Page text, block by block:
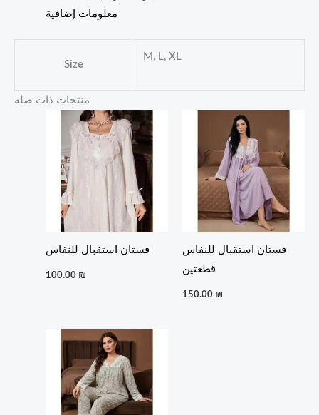
معلومات إضافية
Size
M, L, XL
منتجات ذات صلة
فستان استقبال للنفاس
100.00 ₪
فستان استقبال للنفاس
قطعتين
150.00 ₪